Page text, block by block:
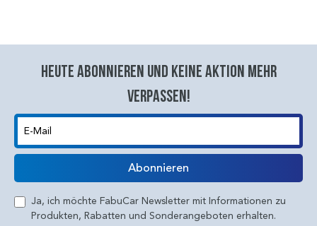
Heute abonnieren und keine aktion mehr
verpassen!
E-Mail
Abonnieren
Ja, ich möchte FabuCar Newsletter mit Informationen zu
Produkten, Rabatten und Sonderangeboten erhalten.